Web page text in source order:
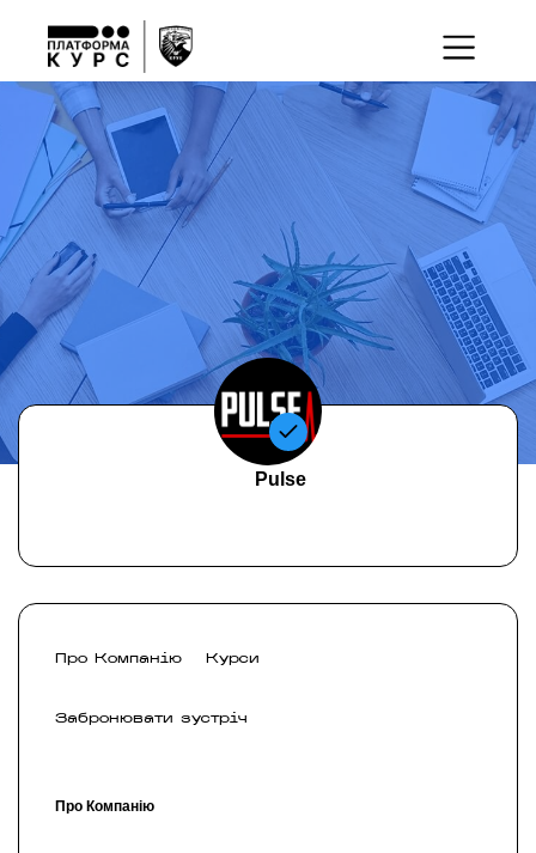
Pulse
Про Компанію Курси
Забронювати зустріч
Про Компанію